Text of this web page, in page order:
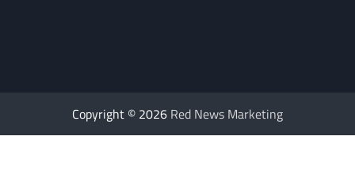
Copyright © 2026 Red News Marketing